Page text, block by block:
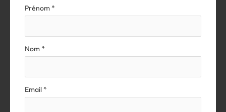
Formulaire
simple
Prénom *
Nom *
Email *